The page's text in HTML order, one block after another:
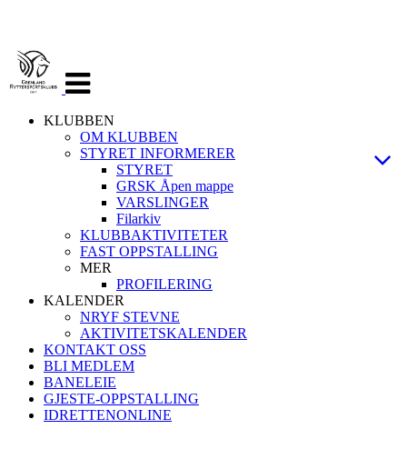
navigasjon
KLUBBEN
OM KLUBBEN
STYRET INFORMERER
STYRET
GRSK Åpen mappe
VARSLINGER
Filarkiv
KLUBBAKTIVITETER
FAST OPPSTALLING
MER
PROFILERING
KALENDER
NRYF STEVNE
AKTIVITETSKALENDER
KONTAKT OSS
BLI MEDLEM
BANELEIE
GJESTE-OPPSTALLING
IDRETTENONLINE